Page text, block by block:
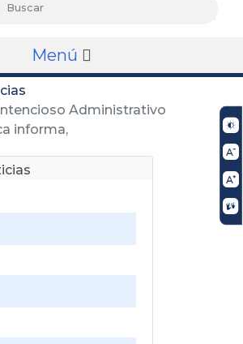
Menú
Administrativo
informa,